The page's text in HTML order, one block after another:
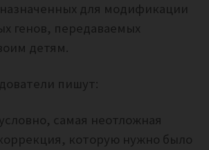
для модификации
генов, передаваемых
детям.
пишут:
самая неотложная
которую нужно было